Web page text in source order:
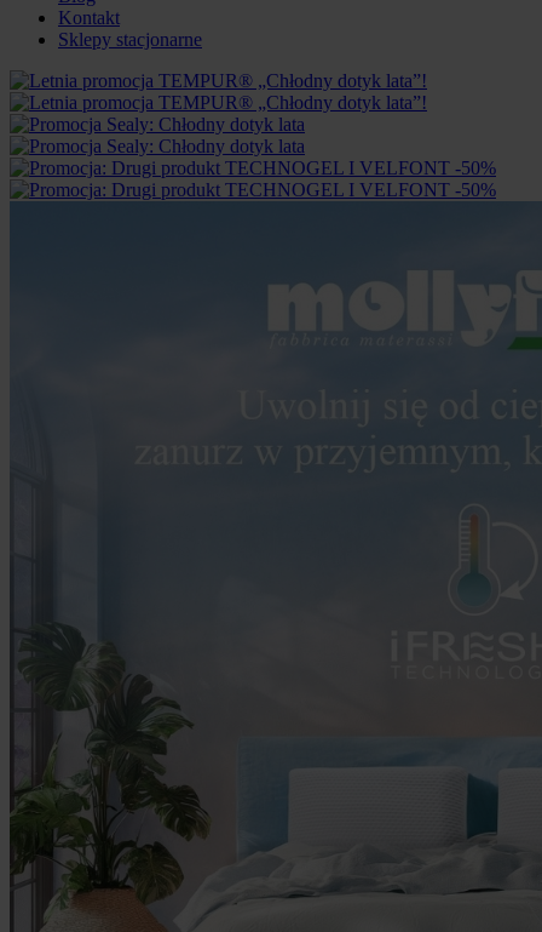
Kontakt
Sklepy stacjonarne